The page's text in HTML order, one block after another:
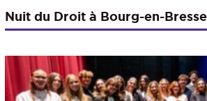
Nuit du Droit à Bourg-en-Bresse